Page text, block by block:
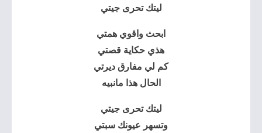
ليتك تحرى جيتي
ابحث واقوي همتي
هذي حكاية قصتي
كم لي مفارق ديرتي
الحال هذا مانبيه
ليتك تحرى جيتي
وتسهر عيونك سبتي